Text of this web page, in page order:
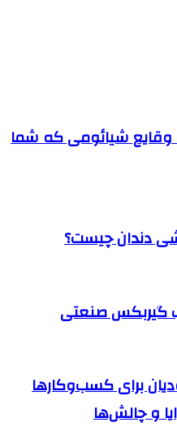
وقایع شیائومی که شما
دندان چیست؟
گیربکس صنعتی
برای کسب‌وکارها
و چالش‌ها